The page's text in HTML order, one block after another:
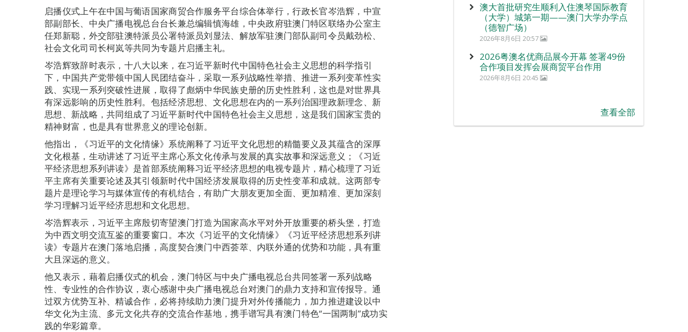
启播仪式上午在中国与葡语国家商贸合作服务平台综合体举行，行政长官岑浩辉，中宣
部副部长、中央广播电视总台台长兼总编辑慎海雄，中央政府驻澳门特区联络办公室主
任郑新聪，外交部驻澳特派员公署特派员刘显法、解放军驻澳门部队副司令员戴劲松、
社会文化司司长柯岚等共同为专题片启播主礼。
岑浩辉致辞时表示，十八大以来，在习近平新时代中国特色社会主义思想的科学指引
下，中国共产党带领中国人民团结奋斗，采取一系列战略性举措、推进一系列变革性实
践、实现一系列突破性进展，取得了彪炳中华民族史册的历史性胜利，这也是对世界具
有深远影响的历史性胜利。包括经济思想、文化思想在内的一系列治国理政新理念、新
思想、新战略，共同组成了习近平新时代中国特色社会主义思想，这是我们国家宝贵的
精神财富，也是具有世界意义的理论创新。
他指出，《习近平的文化情缘》系统阐释了习近平文化思想的精髓要义及其蕴含的深厚
文化根基，生动讲述了习近平主席心系文化传承与发展的真实故事和深远意义；《习近
平经济思想系列讲读》是首部系统阐释习近平经济思想的电视专题片，精心梳理了习近
平主席有关重要论述及其引领新时代中国经济发展取得的历史性变革和成就。这两部专
题片是理论学习与媒体宣传的有机结合，有助广大朋友更加全面、更加精准、更加深刻
学习理解习近平经济思想和文化思想。
岑浩辉表示，习近平主席殷切寄望澳门打造为国家高水平对外开放重要的桥头堡，打造
为中西文明交流互鉴的重要窗口。本次《习近平的文化情缘》《习近平经济思想系列讲
读》专题片在澳门落地启播，高度契合澳门中西荟萃、内联外通的优势和功能，具有重
大且深远的意义。
他又表示，藉着启播仪式的机会，澳门特区与中央广播电视总台共同签署一系列战略
性、专业性的合作协议，衷心感谢中央广播电视总台对澳门的鼎力支持和宣传报导。通
过双方优势互补、精诚合作，必将持续助力澳门提升对外传播能力，加力推进建设以中
华文化为主流、多元文化共存的交流合作基地，携手谱写具有澳门特色“一国两制”成功实
践的华彩篇章。
澳大首批研究生顺利入住澳琴国际教育
（大学）城第一期——澳门大学办学点
（德智广场）
2026年8月6日 20:57
2026粤澳名优商品展今开幕 签署49份
合作项目发挥会展商贸平台作用
2026年8月6日 20:45
查看全部